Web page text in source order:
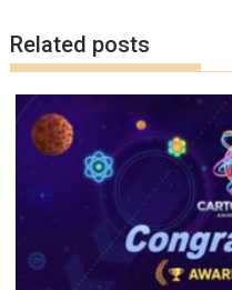
Related posts